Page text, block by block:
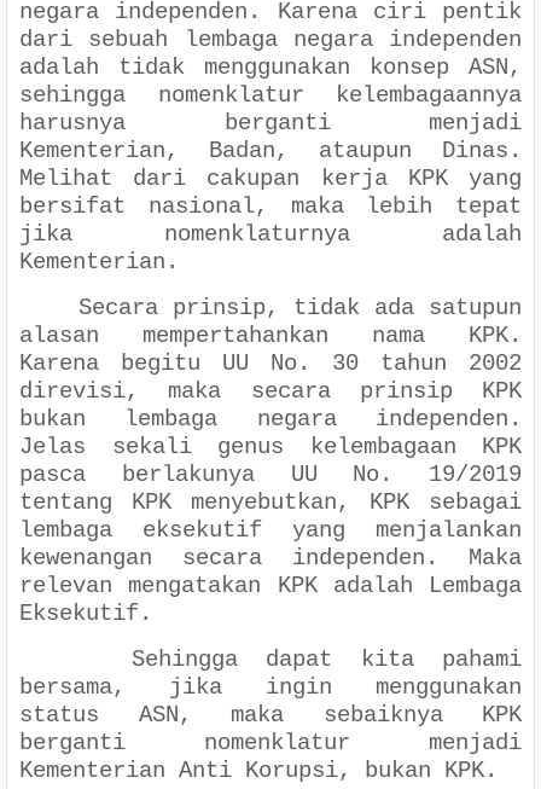
negara independen. Karena ciri pentik
dari sebuah lembaga negara independen
adalah tidak menggunakan konsep ASN,
sehingga nomenklatur kelembagaannya
harusnya berganti menjadi
Kementerian, Badan, ataupun Dinas.
Melihat dari cakupan kerja KPK yang
bersifat nasional, maka lebih tepat
jika nomenklaturnya adalah
Kementerian.
Secara prinsip, tidak ada satupun
alasan mempertahankan nama KPK.
Karena begitu UU No. 30 tahun 2002
direvisi, maka secara prinsip KPK
bukan lembaga negara independen.
Jelas sekali genus kelembagaan KPK
pasca berlakunya UU No. 19/2019
tentang KPK menyebutkan, KPK sebagai
lembaga eksekutif yang menjalankan
kewenangan secara independen. Maka
relevan mengatakan KPK adalah Lembaga
Eksekutif.
Sehingga dapat kita pahami
bersama, jika ingin menggunakan
status ASN, maka sebaiknya KPK
berganti nomenklatur menjadi
Kementerian Anti Korupsi, bukan KPK.